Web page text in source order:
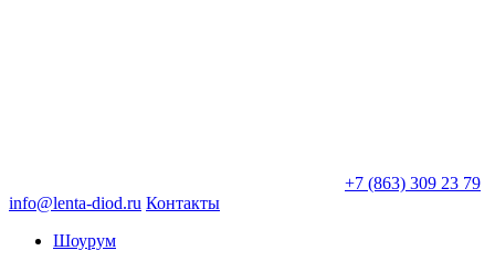
+7 (863) 309 23 79
info@lenta-diod.ru Контакты
Шоурум